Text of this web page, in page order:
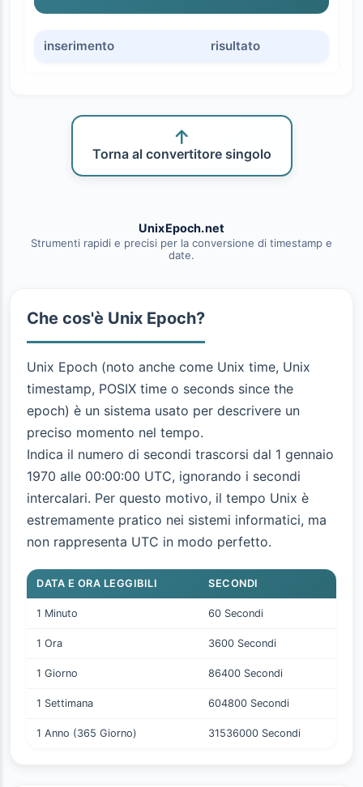
inserimento risultato
Torna al convertitore singolo
UnixEpoch.net
Strumenti rapidi e precisi per la conversione di timestamp e
date.
Che cos'è Unix Epoch?
Unix Epoch (noto anche come Unix time, Unix
timestamp, POSIX time o seconds since the
epoch) è un sistema usato per descrivere un
preciso momento nel tempo.
Indica il numero di secondi trascorsi dal 1 gennaio
1970 alle 00:00:00 UTC, ignorando i secondi
intercalari. Per questo motivo, il tempo Unix è
estremamente pratico nei sistemi informatici, ma
non rappresenta UTC in modo perfetto.
DATA E ORA LEGGIBILI SECONDI
1 Minuto 60 Secondi
1 Ora 3600 Secondi
1 Giorno 86400 Secondi
1 Settimana 604800 Secondi
1 Anno (365 Giorno) 31536000 Secondi